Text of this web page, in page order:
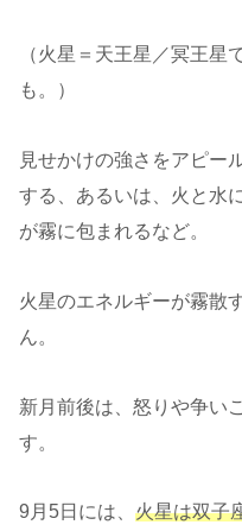
（火星＝天王星／冥王星
も。）
見せかけの強さをアピー
する、あるいは、火と水
が霧に包まれるなど。
火星のエネルギーが霧散
ん。
新月前後は、怒りや争い
す。
9月5日には、 火星は双子